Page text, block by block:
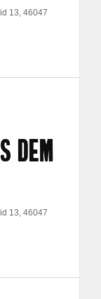
13, 46047
DEM
13, 46047